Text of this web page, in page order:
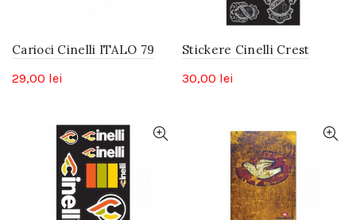
Carioci Cinelli ITALO 79
29,00 lei
Stickere Cinelli Crest
30,00 lei